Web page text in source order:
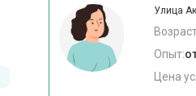
Улица
Опыт:
Цена